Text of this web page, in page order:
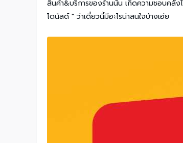
สินค้า&บริการของร้านนั้น เกิดความชอบคลั่
โดนัลด์ " ว่าเดี๋ยวนี้มีอะไรน่าสนใจบ้างเอ่ย